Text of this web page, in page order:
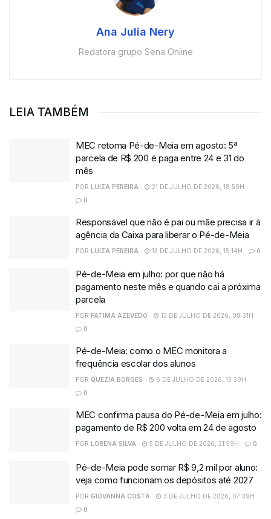
Ana Julia Nery
Redatora grupo Sena Online
LEIA TAMBÉM
MEC retoma Pé-de-Meia em agosto: 5ª
parcela de R$ 200 é paga entre 24 e 31 do
mês
POR LUIZA PEREIRA
21 DE JULHO DE 2026, 18:59H
0
Responsável que não é pai ou mãe precisa ir à
agência da Caixa para liberar o Pé-de-Meia
POR LUIZA PEREIRA 13 DE JULHO DE 2026, 15:14H 0
Pé-de-Meia em julho: por que não há
pagamento neste mês e quando cai a próxima
parcela
POR FATIMA AZEVEDO
13 DE JULHO DE 2026, 08:31H
0
Pé-de-Meia: como o MEC monitora a
frequência escolar dos alunos
POR QUEZIA BORGES
6 DE JULHO DE 2026, 13:39H
0
MEC confirma pausa do Pé-de-Meia em julho:
pagamento de R$ 200 volta em 24 de agosto
POR LORENA SILVA 5 DE JULHO DE 2026, 21:59H 0
Pé-de-Meia pode somar R$ 9,2 mil por aluno:
veja como funcionam os depósitos até 2027
POR GIOVANNA COSTA
3 DE JULHO DE 2026, 07:39H
0